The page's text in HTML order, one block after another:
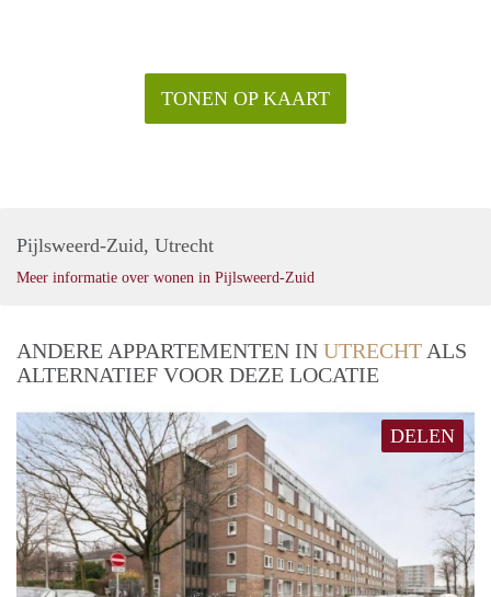
tv, internet en belastingen). Inclusief stoffering en
TONEN OP KAART
Pijlsweerd-Zuid, Utrecht
Meer informatie over wonen in Pijlsweerd-Zuid
ANDERE APPARTEMENTEN IN UTRECHT ALS
ALTERNATIEF VOOR DEZE LOCATIE
DELEN